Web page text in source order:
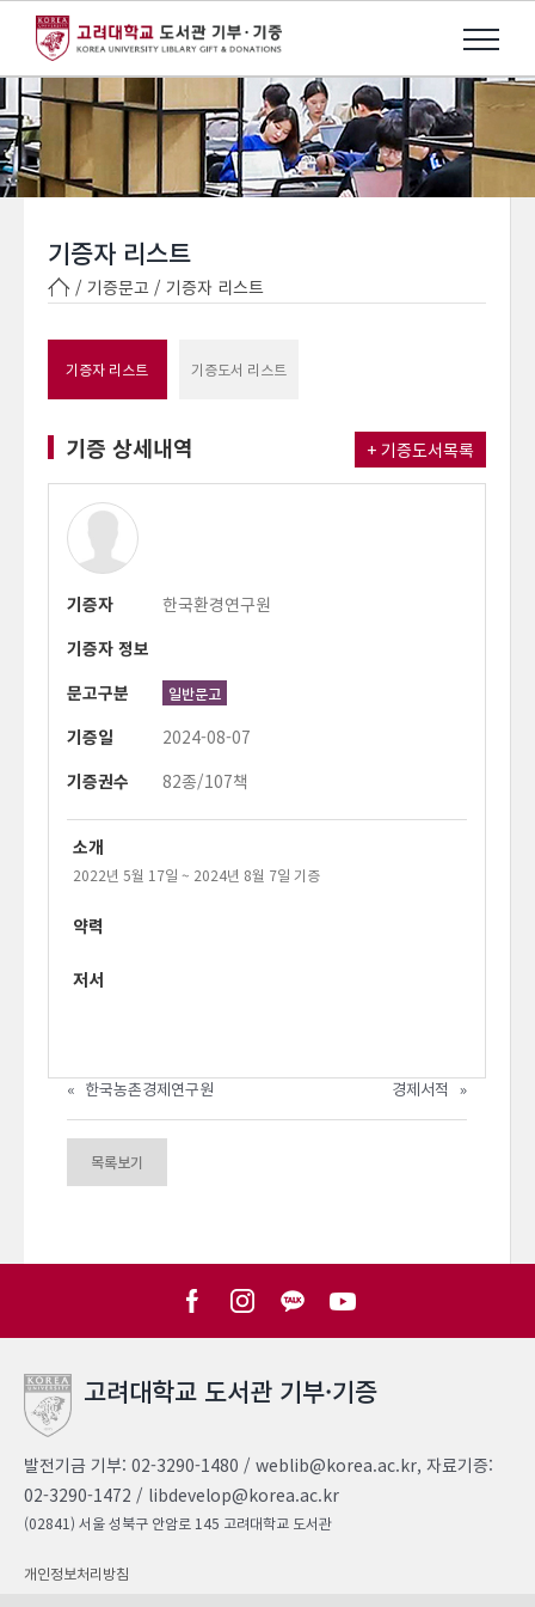
기증자 리스트
/ 기증문고 / 기증자 리스트
기증자 리스트 기증도서 리스트
기증 상세내역 + 기증도서목록
기증자
한국환경연구원
기증자 정보
문고구분
일반문고
기증일
2024-08-07
기증권수
82종/107책
소개
2022년 5월 17일 ~ 2024년 8월 7일 기증
약력
저서
« 한국농촌경제연구원 경제서적 »
목록보기
고려대학교 도서관 기부·기증
발전기금 기부: 02-3290-1480 / weblib@korea.ac.kr, 자료기증:
02-3290-1472 / libdevelop@korea.ac.kr
(02841) 서울 성북구 안암로 145 고려대학교 도서관
개인정보처리방침